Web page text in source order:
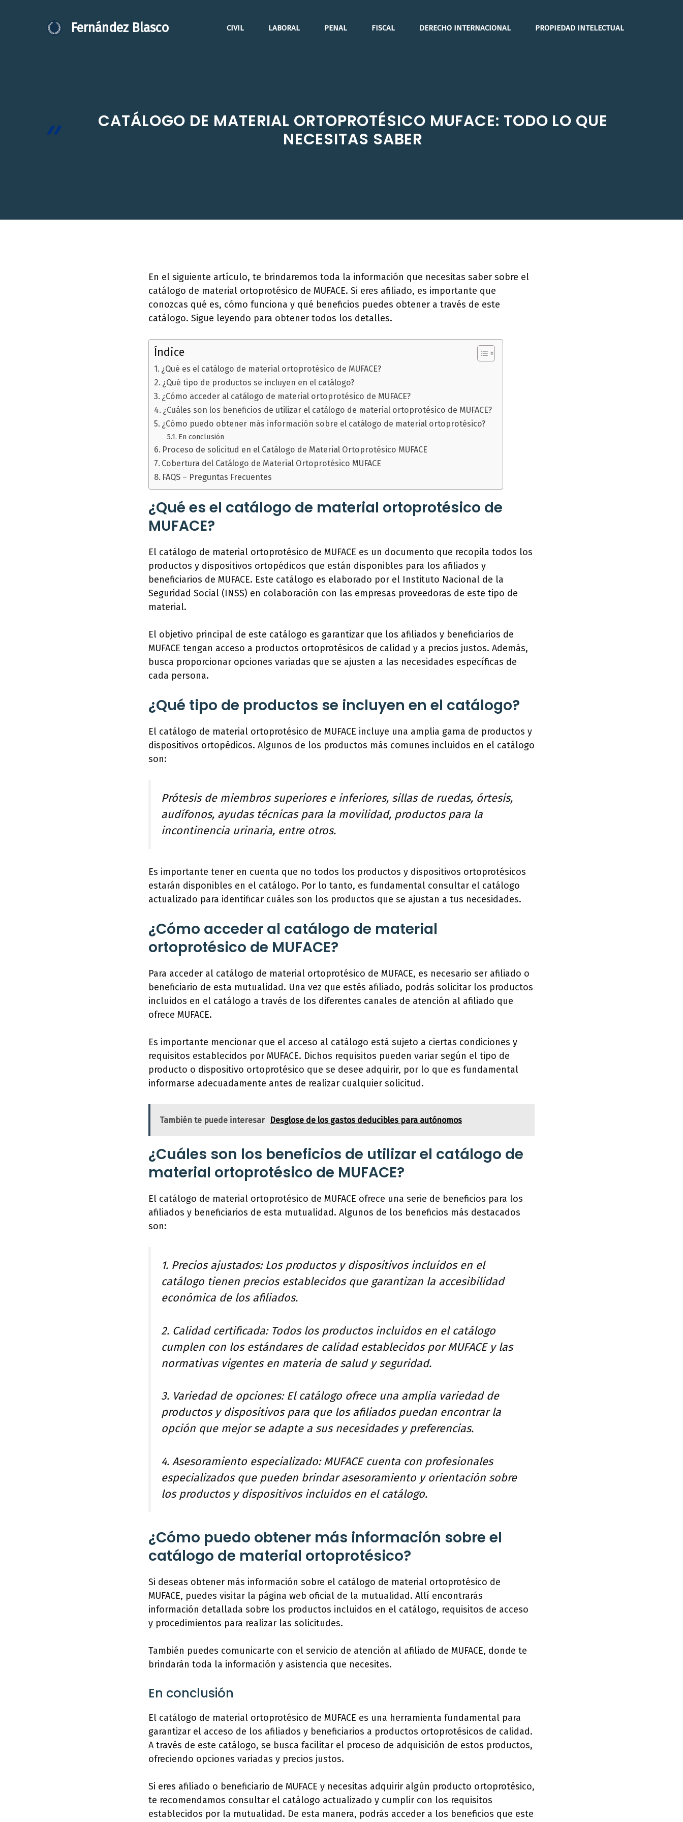
Fernández Blasco CIVIL LABORAL PENAL FISCAL DERECHO INTERNACIONAL PROPIEDAD INTELECTUAL
CATÁLOGO DE MATERIAL ORTOPROTÉSICO MUFACE: TODO LO QUE
NECESITAS SABER
En el siguiente artículo, te brindaremos toda la información que necesitas saber sobre el
catálogo de material ortoprotésico de MUFACE. Si eres afiliado, es importante que
conozcas qué es, cómo funciona y qué beneficios puedes obtener a través de este
catálogo. Sigue leyendo para obtener todos los detalles.
Índice
¿Qué es el catálogo de material ortoprotésico de MUFACE?
¿Qué tipo de productos se incluyen en el catálogo?
¿Cómo acceder al catálogo de material ortoprotésico de MUFACE?
¿Cuáles son los beneficios de utilizar el catálogo de material ortoprotésico de MUFACE?
¿Cómo puedo obtener más información sobre el catálogo de material ortoprotésico?
En conclusión
Proceso de solicitud en el Catálogo de Material Ortoprotésico MUFACE
Cobertura del Catálogo de Material Ortoprotésico MUFACE
FAQS – Preguntas Frecuentes
¿Qué es el catálogo de material ortoprotésico de
MUFACE?
El catálogo de material ortoprotésico de MUFACE es un documento que recopila todos los
productos y dispositivos ortopédicos que están disponibles para los afiliados y
beneficiarios de MUFACE. Este catálogo es elaborado por el Instituto Nacional de la
Seguridad Social (INSS) en colaboración con las empresas proveedoras de este tipo de
material.
El objetivo principal de este catálogo es garantizar que los afiliados y beneficiarios de
MUFACE tengan acceso a productos ortoprotésicos de calidad y a precios justos. Además,
busca proporcionar opciones variadas que se ajusten a las necesidades específicas de
cada persona.
¿Qué tipo de productos se incluyen en el catálogo?
El catálogo de material ortoprotésico de MUFACE incluye una amplia gama de productos y
dispositivos ortopédicos. Algunos de los productos más comunes incluidos en el catálogo
son:
Prótesis de miembros superiores e inferiores, sillas de ruedas, órtesis,
audífonos, ayudas técnicas para la movilidad, productos para la
incontinencia urinaria, entre otros.
Es importante tener en cuenta que no todos los productos y dispositivos ortoprotésicos
estarán disponibles en el catálogo. Por lo tanto, es fundamental consultar el catálogo
actualizado para identificar cuáles son los productos que se ajustan a tus necesidades.
¿Cómo acceder al catálogo de material
ortoprotésico de MUFACE?
Para acceder al catálogo de material ortoprotésico de MUFACE, es necesario ser afiliado o
beneficiario de esta mutualidad. Una vez que estés afiliado, podrás solicitar los productos
incluidos en el catálogo a través de los diferentes canales de atención al afiliado que
ofrece MUFACE.
Es importante mencionar que el acceso al catálogo está sujeto a ciertas condiciones y
requisitos establecidos por MUFACE. Dichos requisitos pueden variar según el tipo de
producto o dispositivo ortoprotésico que se desee adquirir, por lo que es fundamental
informarse adecuadamente antes de realizar cualquier solicitud.
También te puede interesar Desglose de los gastos deducibles para autónomos
¿Cuáles son los beneficios de utilizar el catálogo de
material ortoprotésico de MUFACE?
El catálogo de material ortoprotésico de MUFACE ofrece una serie de beneficios para los
afiliados y beneficiarios de esta mutualidad. Algunos de los beneficios más destacados
son:
1. Precios ajustados: Los productos y dispositivos incluidos en el
catálogo tienen precios establecidos que garantizan la accesibilidad
económica de los afiliados.
2. Calidad certificada: Todos los productos incluidos en el catálogo
cumplen con los estándares de calidad establecidos por MUFACE y las
normativas vigentes en materia de salud y seguridad.
3. Variedad de opciones: El catálogo ofrece una amplia variedad de
productos y dispositivos para que los afiliados puedan encontrar la
opción que mejor se adapte a sus necesidades y preferencias.
4. Asesoramiento especializado: MUFACE cuenta con profesionales
especializados que pueden brindar asesoramiento y orientación sobre
los productos y dispositivos incluidos en el catálogo.
¿Cómo puedo obtener más información sobre el
catálogo de material ortoprotésico?
Si deseas obtener más información sobre el catálogo de material ortoprotésico de
MUFACE, puedes visitar la página web oficial de la mutualidad. Allí encontrarás
información detallada sobre los productos incluidos en el catálogo, requisitos de acceso
y procedimientos para realizar las solicitudes.
También puedes comunicarte con el servicio de atención al afiliado de MUFACE, donde te
brindarán toda la información y asistencia que necesites.
En conclusión
El catálogo de material ortoprotésico de MUFACE es una herramienta fundamental para
garantizar el acceso de los afiliados y beneficiarios a productos ortoprotésicos de calidad.
A través de este catálogo, se busca facilitar el proceso de adquisición de estos productos,
ofreciendo opciones variadas y precios justos.
Si eres afiliado o beneficiario de MUFACE y necesitas adquirir algún producto ortoprotésico,
te recomendamos consultar el catálogo actualizado y cumplir con los requisitos
establecidos por la mutualidad. De esta manera, podrás acceder a los beneficios que este